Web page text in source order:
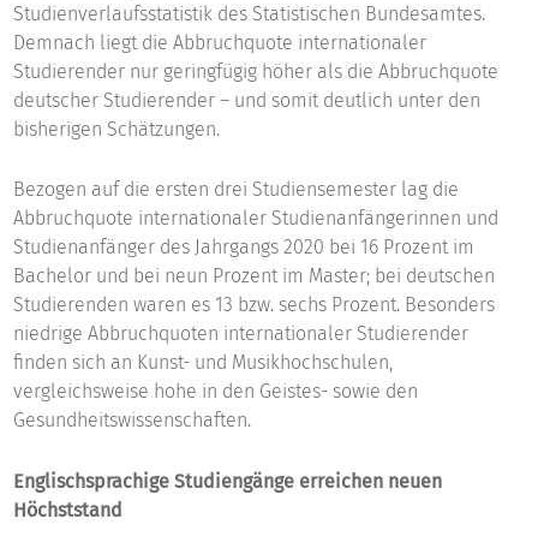
Studienverlaufsstatistik des Statistischen Bundesamtes.
Demnach liegt die Abbruchquote internationaler
Studierender nur geringfügig höher als die Abbruchquote
deutscher Studierender – und somit deutlich unter den
bisherigen Schätzungen.
Bezogen auf die ersten drei Studiensemester lag die
Abbruchquote internationaler Studienanfängerinnen und
Studienanfänger des Jahrgangs 2020 bei 16 Prozent im
Bachelor und bei neun Prozent im Master; bei deutschen
Studierenden waren es 13 bzw. sechs Prozent. Besonders
niedrige Abbruchquoten internationaler Studierender
finden sich an Kunst- und Musikhochschulen,
vergleichsweise hohe in den Geistes- sowie den
Gesundheitswissenschaften.
Englischsprachige Studiengänge erreichen neuen
Höchststand